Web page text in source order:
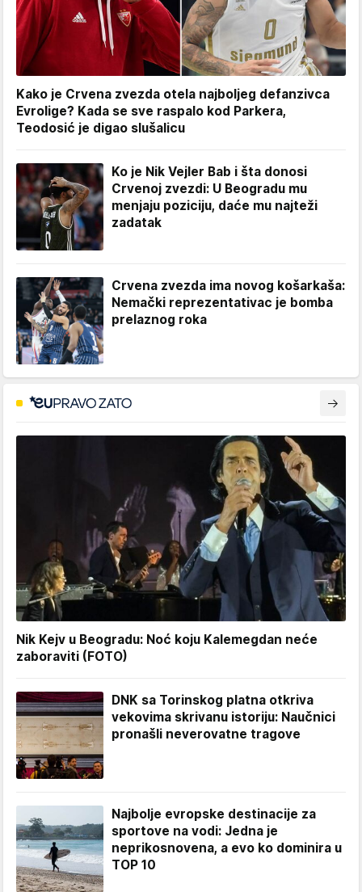
Kako je Crvena zvezda otela najboljeg defanzivca
Evrolige? Kada se sve raspalo kod Parkera,
Teodosić je digao slušalicu
Ko je Nik Vejler Bab i šta donosi
Crvenoj zvezdi: U Beogradu mu
menjaju poziciju, daće mu najteži
zadatak
Crvena zvezda ima novog košarkaša:
Nemački reprezentativac je bomba
prelaznog roka
Nik Kejv u Beogradu: Noć koju Kalemegdan neće
zaboraviti (FOTO)
DNK sa Torinskog platna otkriva
vekovima skrivanu istoriju: Naučnici
pronašli neverovatne tragove
Najbolje evropske destinacije za
sportove na vodi: Jedna je
neprikosnovena, a evo ko dominira u
TOP 10